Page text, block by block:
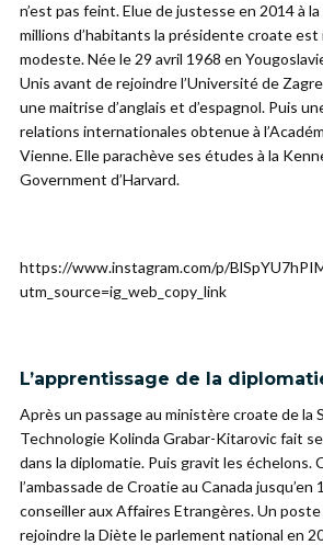
n’est pas feint. Elue de justesse en 2014 à
millions d’habitants la présidente croate est
modeste. Née le 29 avril 1968 en
Unis avant de rejoindre l’Université de
une maitrise d’anglais et d’espagnol. Puis
relations internationales obtenue à
Vienne. Elle parachève ses études à la
Government d’Harvard.
https://www.instagram.com/p/
utm_source=ig_web_copy_link
L’apprentissage de la
Après un passage au ministère croate de la
Technologie Kolinda Grabar-Kitarovic fait
dans la diplomatie. Puis gravit les échelons.
l’ambassade de Croatie au Canada
conseiller aux Affaires Etrangères. Un
rejoindre la Diète le parlement national en